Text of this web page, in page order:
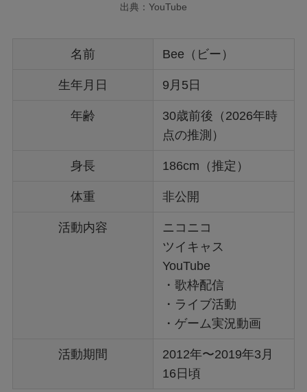
出典：YouTube
名前 Bee（ビー）
生年月日 9月5日
年齢
30歳前後（2026年時
点の推測）
身長 186cm（推定）
体重 非公開
活動内容
ニコニコ
ツイキャス
YouTube
・歌枠配信
・ライブ活動
・ゲーム実況動画
活動期間
2012年〜2019年3月
16日頃